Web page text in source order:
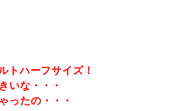
トハーフサイズ！
いな・・・
ったの・・・